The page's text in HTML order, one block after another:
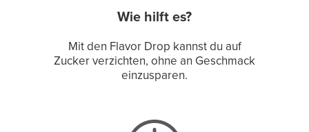
Wie hilft es?
Mit den Flavor Drop kannst du auf
Zucker verzichten, ohne an Geschmack
einzusparen.